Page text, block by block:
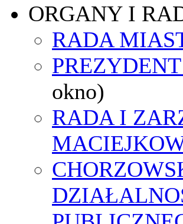
ORGANY I
RADA
okno)
RADA I